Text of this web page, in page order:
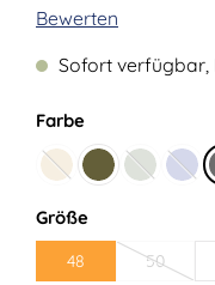
Durchschnittliche
Bewerten
Sofort verfügbar,
Farbeauswählen
Camel
(Diese Option ist
Dunkeloliv
(Diese
Größeauswählen
48 50
(Diese